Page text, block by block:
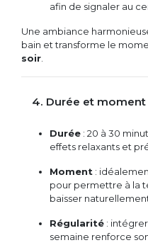
afin de signaler au
Une ambiance
bain et transforme le
soir
4. Durée et moment
Durée : 20 à 30
effets relaxants et
Moment :
pour permettre à la
baisser
Régularité :
semaine renforce